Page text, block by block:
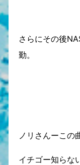
さらにその後
勤。
ノリさんーこの
イチゴー知らな